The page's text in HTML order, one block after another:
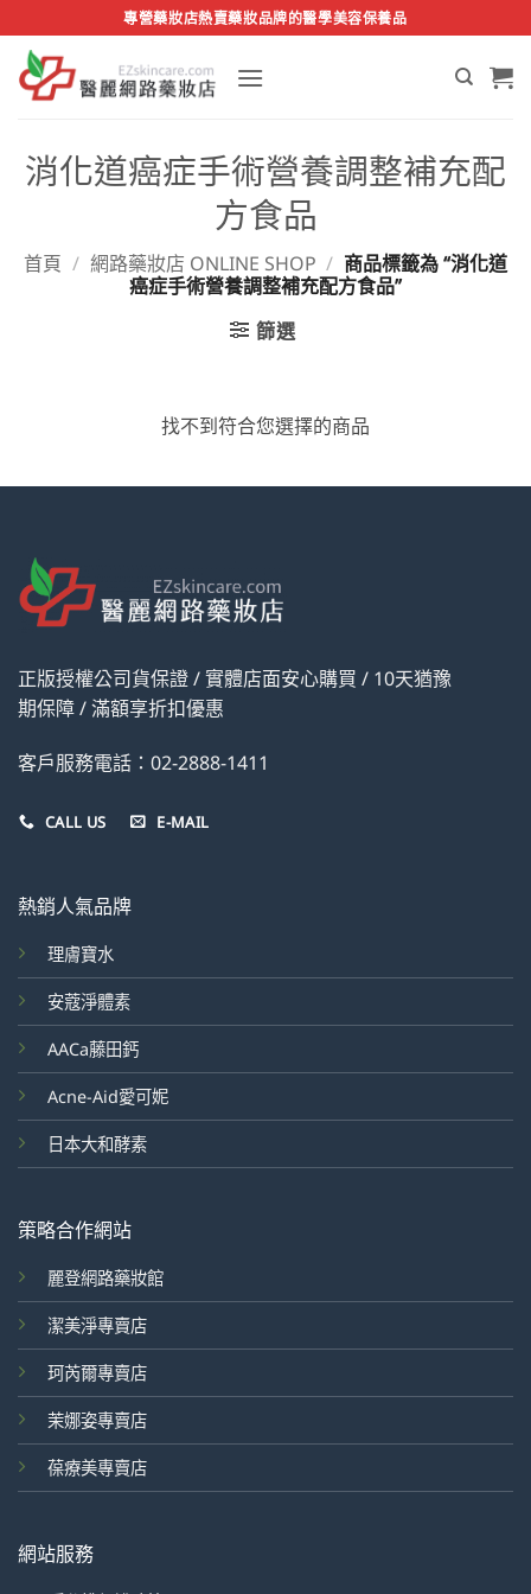
to
content
專營藥妝店熱賣藥妝品牌的醫學美容保養品
消化道癌症手術營養調整補充配
方食品
首頁 / 網路藥妝店 ONLINE SHOP / 商品標籤為 “消化道
癌症手術營養調整補充配方食品”
篩選
找不到符合您選擇的商品
正版授權公司貨保證 / 實體店面安心購買 / 10天猶豫
期保障 / 滿額享折扣優惠
客戶服務電話：02-2888-1411
CALL US E-MAIL
熱銷人氣品牌
理膚寶水
安蔻淨體素
AACa藤田鈣
Acne-Aid愛可妮
日本大和酵素
策略合作網站
麗登網路藥妝館
潔美淨專賣店
珂芮爾專賣店
茉娜姿專賣店
葆療美專賣店
網站服務